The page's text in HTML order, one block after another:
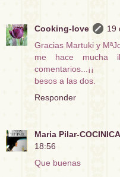
Cooking-love
19
Gracias Martuki y
me hace mucha
comentarios...¡¡
besos a las dos.
Responder
Maria Pilar-COCINICA
18:56
Que buenas